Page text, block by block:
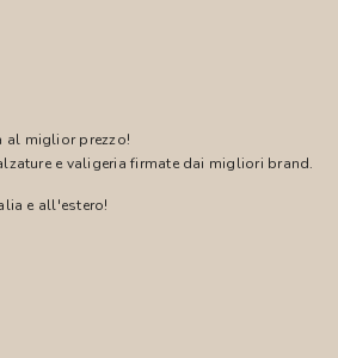
al miglior prezzo!
e valigeria firmate dai migliori brand.
e all'estero!